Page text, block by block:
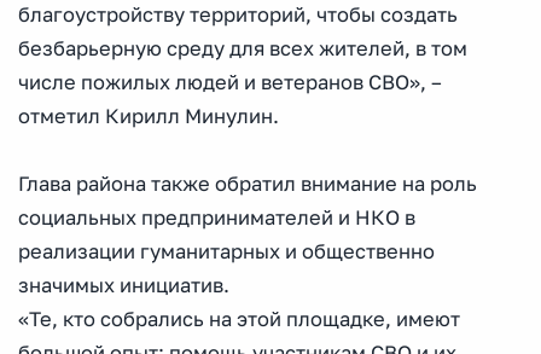
благоустройству территорий, чтобы создать
безбарьерную среду для всех жителей, в том
числе пожилых людей и ветеранов СВО», –
отметил Кирилл Минулин.
Глава района также обратил внимание на роль
социальных предпринимателей и НКО в
реализации гуманитарных и общественно
значимых инициатив.
«Те, кто собрались на этой площадке, имеют